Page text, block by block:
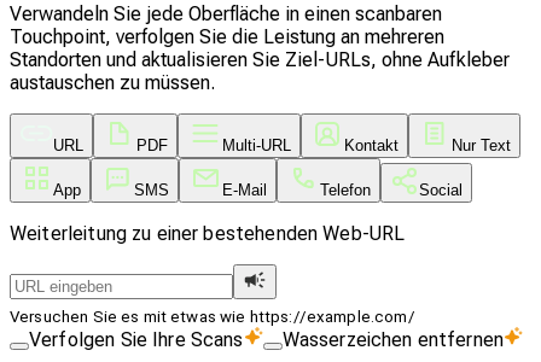
Verwandeln Sie jede Oberfläche in einen scanbaren
Touchpoint, verfolgen Sie die Leistung an mehreren
Standorten und aktualisieren Sie Ziel-URLs, ohne Aufkleber
austauschen zu müssen.
URL PDF Multi-URL Kontakt Nur Text
App SMS E-Mail Telefon Social
Weiterleitung zu einer bestehenden Web-URL
Versuchen Sie es mit etwas wie https://example.com/
Verfolgen Sie Ihre Scans
Wasserzeichen entfernen